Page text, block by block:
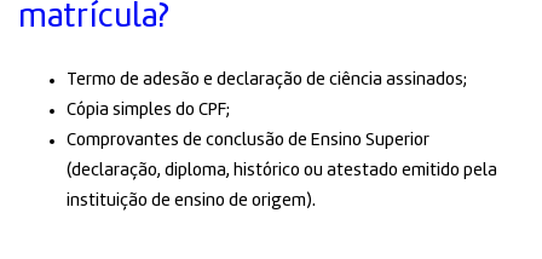
matrícula?
Termo de adesão e declaração de ciência assinados;
Cópia simples do CPF;
Comprovantes de conclusão de Ensino Superior
(declaração, diploma, histórico ou atestado emitido pela
instituição de ensino de origem).